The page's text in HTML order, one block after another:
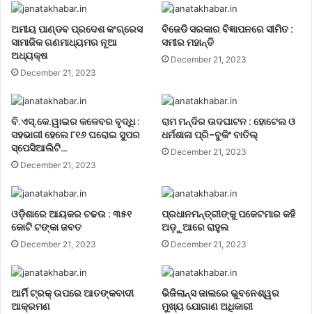
ଅମୀୟ ପାଣ୍ଡବ ପ୍ରଦେଶ କଂଗ୍ରେସ
ସାମାଜିକ ଗଣମାଧ୍ୟମର ନୂଆ
ଅଧ୍ୟକ୍ଷ
December 21, 2023
ବିଜେଡି ସରକାର ବିଜ୍ଞାପନରେ ସୀମିତ :
ସମୀର ମହାନ୍ତି
December 21, 2023
ବି.ଏସ୍.କେ.ୱାଇର କଳେବର ବୃଦ୍ଧି :
ସହଭାଗୀ ହେଲେ ୮୧୬ ଘରୋଇ ସୁପର
ସ୍ପେସିଆଲିଟି…
December 21, 2023
ରାମ ମନ୍ଦିର ଉଦଘାଟନ : ହୋଟେଲ ଓ
ଧର୍ମଶାଳା ପ୍ରି-ବୁକିଂ ବାତିଲ୍
December 21, 2023
ଓଡ଼ିଶାରେ ଆୟକର ଚଢଉ : ୩୫୧
କୋଟି ଟଙ୍କା ଜବତ
December 21, 2023
ପ୍ରଧାନମନ୍ତ୍ରୀଙ୍କୁ ପକେଟମାର କହି
ଅଡ଼ୁଆରେ ରାହୁଲ
December 21, 2023
ଆର୍ମି ଟ୍ରକ୍ ଉପରେ ଆତଙ୍କବାଦୀ
ଆକ୍ରମଣ
ଭିଜିଲାନ୍ସ ଜାଲରେ ଭୁବନେଶ୍ୱର
ମୁଖ୍ୟ ଯୋଗାଣ ଅଧିକାରୀ